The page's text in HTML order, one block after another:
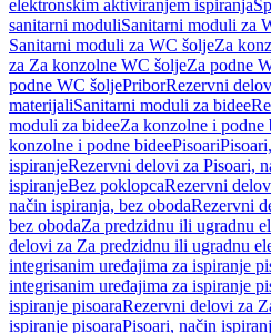
elektronskim aktiviranjem ispiranja
sanitarni moduliSanitarni moduli za
Sanitarni moduli za WC šoljeZa
za Za konzolne WC šoljeZa podne
podne WC šoljePriborRezervni
materijaliSanitarni moduli za bidee
moduli za bideeZa konzolne i podne
konzolne i podne bideePisoari
ispiranjeRezervni delovi za Pisoari,
ispiranjeBez poklopcaRezervni
način ispiranja, bez obodaRezervni
bez obodaZa predzidnu ili ugradnu
delovi za Za predzidnu ili ugradnu
integrisanim uređajima za ispiranje
integrisanim uređajima za ispiranje
ispiranje pisoaraRezervni delovi za
ispiranje pisoaraPisoari, način